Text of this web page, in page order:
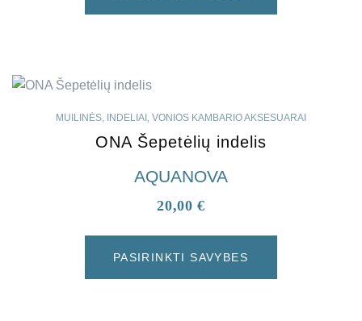
MUILINĖS, INDELIAI , VONIOS KAMBARIO AKSESUARAI
ONA Šepetėlių indelis
AQUANOVA
20,00 €
PASIRINKTI SAVYBES